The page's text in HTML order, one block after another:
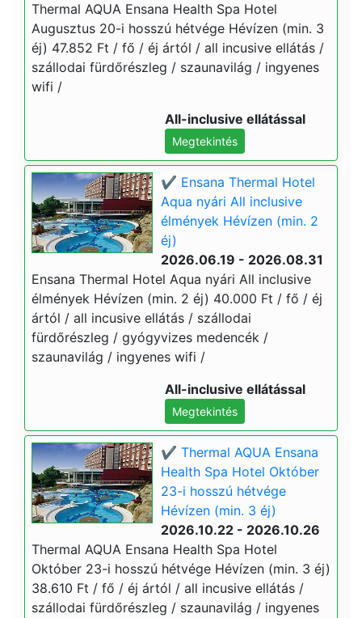
Thermal AQUA Ensana Health Spa Hotel
Augusztus 20-i hosszú hétvége Hévízen (min. 3
éj) 47.852 Ft / fő / éj ártól / all incusive ellátás /
szállodai fürdőrészleg / szaunavilág / ingyenes
wifi /
All-inclusive ellátással
Megtekintés
✔️ Ensana Thermal Hotel
Aqua nyári All inclusive
élmények Hévízen (min. 2
éj)
2026.06.19 - 2026.08.31
Ensana Thermal Hotel Aqua nyári All inclusive
élmények Hévízen (min. 2 éj) 40.000 Ft / fő / éj
ártól / all incusive ellátás / szállodai
fürdőrészleg / gyógyvizes medencék /
szaunavilág / ingyenes wifi /
All-inclusive ellátással
Megtekintés
✔️ Thermal AQUA Ensana
Health Spa Hotel Október
23-i hosszú hétvége
Hévízen (min. 3 éj)
2026.10.22 - 2026.10.26
Thermal AQUA Ensana Health Spa Hotel
Október 23-i hosszú hétvége Hévízen (min. 3 éj)
38.610 Ft / fő / éj ártól / all incusive ellátás /
szállodai fürdőrészleg / szaunavilág / ingyenes